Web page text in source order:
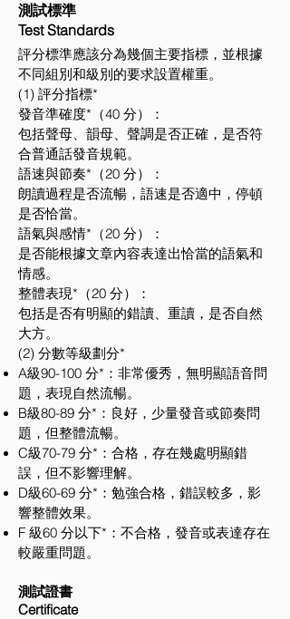
測試標準
Test Standards
評分標準應該分為幾個主要指標，並根據
不同組別和級別的要求設置權重。
(1) 評分指標*
發音準確度*（40 分）：
包括聲母、韻母、聲調是否正確，是否符
合普通話發音規範。
語速與節奏*（20 分）：
朗讀過程是否流暢，語速是否適中，停頓
是否恰當。
語氣與感情*（20 分）：
是否能根據文章內容表達出恰當的語氣和
情感。
整體表現*（20 分）：
包括是否有明顯的錯讀、重讀，是否自然
大方。
(2) 分數等級劃分*
A級90-100 分* ：非常優秀，無明顯語音問
題，表現自然流暢。
B級80-89 分*：良好，少量發音或節奏問
題，但整體流暢。
C級70-79 分*：合格，存在幾處明顯錯
誤，但不影響理解。
D級60-69 分*：勉強合格，錯誤較多，影
響整體效果。
F 級60 分以下*：不合格，發音或表達存在
較嚴重問題。
測試證書
Certificate